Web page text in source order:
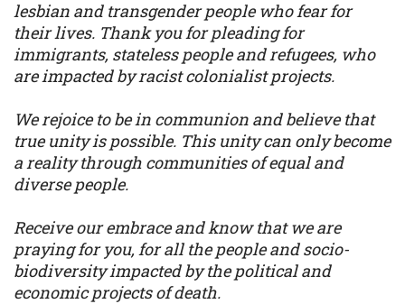
lesbian and transgender people who fear for
their lives. Thank you for pleading for
immigrants, stateless people and refugees, who
are impacted by racist colonialist projects.
We rejoice to be in communion and believe that
true unity is possible. This unity can only become
a reality through communities of equal and
diverse people.
Receive our embrace and know that we are
praying for you, for all the people and socio-
biodiversity impacted by the political and
economic projects of death.